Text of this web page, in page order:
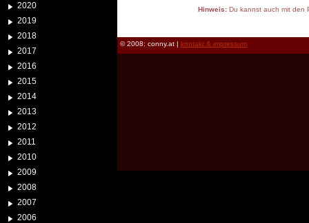
2020
2019
2018
2017
2016
2015
2014
2013
2012
2011
2010
2009
2008
2007
2006
Hinweis:Du kannst auch mit den
© 2008: conny.at | kontakt & impressum